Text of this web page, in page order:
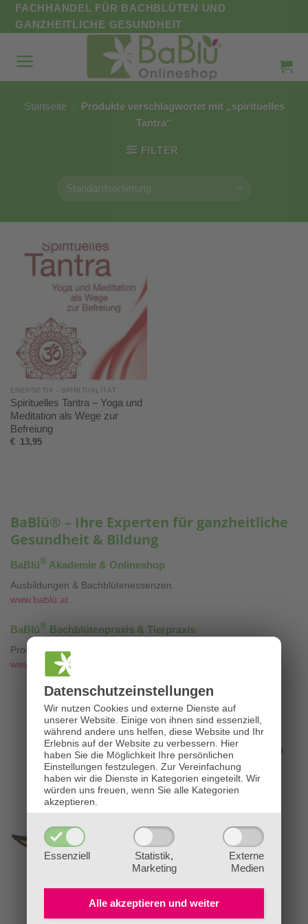
Datenschutz­einstellungen
Wir nutzen Cookies und externe Dienste auf
unserer Website. Einige von ihnen sind essenziell,
während andere uns helfen, diese Website und Ihr
Erlebnis auf der Website zu verbessern. Hier
haben Sie die Möglichkeit Ihre persönlichen
Einstellungen festzulegen. Zur Vereinfachung
haben wir die Dienste in Kategorien eingeteilt. Wir
würden uns freuen, wenn Sie alle Kategorien
akzeptieren.
Essenziell
Statistik,
Marketing
Externe
Medien
Alle akzeptieren und weiter
Zum
Inhalt
FACHHANDEL FÜR BACHBLÜTEN UND
GANZHEITLICHE GESUNDHEIT
Startseite
Produkte verschlagwortet mit „spirituelles
Tantra“
FILTER
ENERGETIK - SPIRITUALITÄT
Spirituelles Tantra – Yoga und
Meditation als Wege zur
Befreiung
€ 13,95
BaBlü® – Ihre Experten für ganzheitliche
Gesundheit & Bildung
BaBlü® Akademie & Onlineshop
Ausbildungen & Bachblütenessenzen
www.bablü.at
BaBlü® Bachblütenpraxis & Tierpraxis
Professionelle Bachblütenberatung mit
www.die-bachblütenpraxis.at